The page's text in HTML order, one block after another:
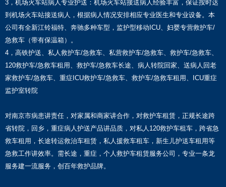
3，机场火车站病人专业护送：机场火车站接送病人经验丰富，保证按时达
到机场火车站接送病人，根据病人情况安排相应专业医生和专业设备。本
公司有全新江铃福特、奔驰多种车型，监护型移动ICU、妇婴专营救护车/
急救车（带有保温箱）。
4，高铁护送、私人救护车/急救车、私营救护车/急救车、救护车/急救车、
120救护车/急救车租用、救护车/急救车长途、病人转院回家、送病人回老
家救护车/急救车、重症ICU救护车/急救车、救护车/急救车租用、ICU重症
监护室转院
对南京市病患讲责任，对家属和商家讲合作，对救护车租赁，正规长途跨
省转院，回乡，重症病人护送产品讲品质，对私人120救护车租车，跨省急
救车租用，长途转运救治车租赁，私人援救车租车，新生儿护送车租用等
急救工作讲效率。需长途，重症，个人救护车租赁服务公司，专业一条龙
服务建一流服务，创百年救护品牌。